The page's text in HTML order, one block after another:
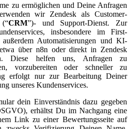
zu ermöglichen und Deine Anfragen
wir Zendesk als Customer-
(“CRM”)- und Support-Dienst. Zur
insbesondere im First-
Automatisierungen und KI-
über n8n oder direkt in Zendesk
Diese helfen uns, Anfragen zu
vorzubereiten oder schneller zu
erfolgt nur zur Bearbeitung Deiner
unseres Kundenservices.
dein Einverständnis dazu gegeben
erhältst Du im Nachgang eine
Link zu einer Bewertungsseite auf